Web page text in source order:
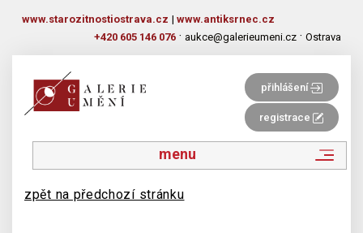
www.starozitnostiostrava.cz | www.antiksrnec.cz
+420 605 146 076 · aukce@galerieumeni.cz · Ostrava
přihlášení
registrace
menu
zpět na předchozí stránku